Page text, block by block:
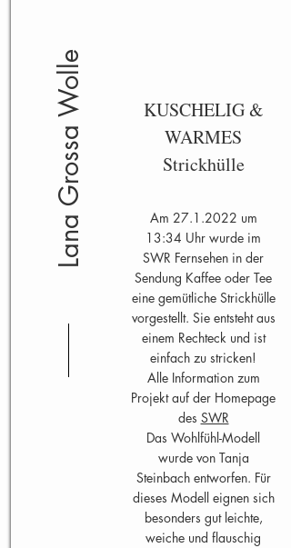
Lana Grossa Wolle
KUSCHELIG &
WARMES
Strickhülle
Am 27.1.2022 um
13:34 Uhr wurde im
SWR Fernsehen in der
Sendung Kaffee oder Tee
eine gemütliche Strickhülle
vorgestellt. Sie entsteht aus
einem Rechteck und ist
einfach zu stricken!
Alle Information zum
Projekt auf der Homepage
des SWR
Das Wohlfühl-Modell
wurde von Tanja
Steinbach entworfen. Für
dieses Modell eignen sich
besonders gut leichte,
weiche und flauschig